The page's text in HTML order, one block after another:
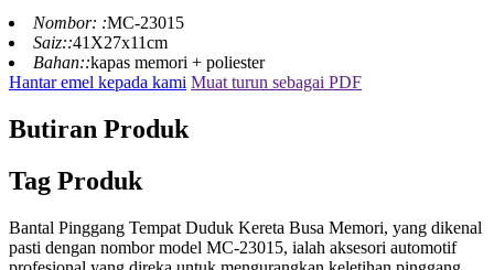
Nombor: :MC-23015
Saiz::41X27x11cm
Bahan::kapas memori + poliester
Hantar emel kepada kami Muat turun sebagai PDF
Butiran Produk
Tag Produk
Bantal Pinggang Tempat Duduk Kereta Busa Memori, yang dikenal
pasti dengan nombor model MC-23015, ialah aksesori automotif